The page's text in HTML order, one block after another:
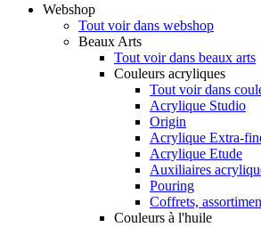
Webshop
Tout voir dans webshop
Beaux Arts
Tout voir dans beaux arts
Couleurs acryliques
Tout voir dans
Acrylique Studio
Origin
Acrylique Extra-
Acrylique Etude
Auxiliaires
Pouring
Coffrets,
Couleurs à l'huile